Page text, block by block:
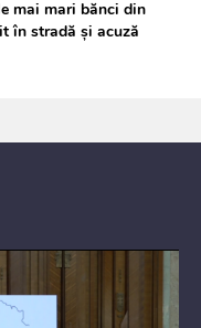
mai mari bănci din
în stradă și acuză